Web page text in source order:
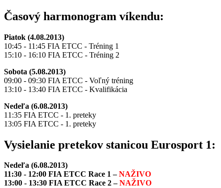
Časový harmonogram víkendu:
Piatok (4.08.2013)
10:45 - 11:45 FIA ETCC - Tréning 1
15:10 - 16:10 FIA ETCC - Tréning 2
Sobota (5.08.2013)
09:00 - 09:30 FIA ETCC - Voľný tréning
13:10 - 13:40 FIA ETCC - Kvalifikácia
Nedeľa (6.08.2013)
11:35 FIA ETCC - 1. preteky
13:05 FIA ETCC - 1. preteky
Vysielanie pretekov stanicou Eurosport 1:
Nedeľa (6.08.2013)
11:30 - 12:00 FIA ETCC Race 1 –NAŽIVO
13:00 - 13:30 FIA ETCC Race 2 –NAŽIVO